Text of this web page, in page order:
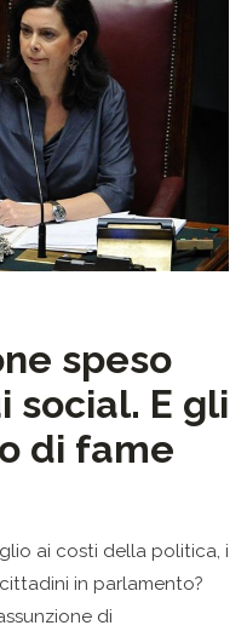
speso
social. E gli
di fame
ai costi della politica, i
in parlamento?
di